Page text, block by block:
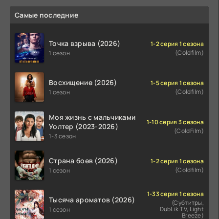
Самые последние
Точка взрыва (2026)
1 сезон
1-2 серия 1 сезона
(Coldfilm)
Восхищение (2026)
1 сезон
1-5 серия 1 сезона
(Coldfilm)
Моя жизнь с мальчиками
Уолтер (2023-2026)
1-3 сезон
1-10 серия 3 сезона
(ColdFilm)
Страна боев (2026)
1 сезон
1-2 серия 1 сезона
(Coldfilm)
Тысяча ароматов (2026)
1 сезон
1-33 серия 1 сезона
(Субтитры,
DubLik.TV, Light
Breeze)